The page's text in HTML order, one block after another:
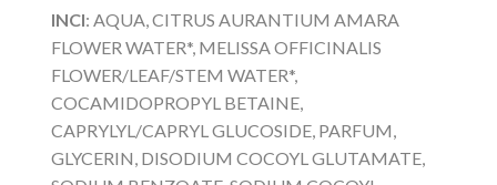
INCI: AQUA, CITRUS AURANTIUM AMARA
FLOWER WATER*, MELISSA OFFICINALIS
FLOWER/LEAF/STEM WATER*,
COCAMIDOPROPYL BETAINE,
CAPRYLYL/CAPRYL GLUCOSIDE, PARFUM,
GLYCERIN, DISODIUM COCOYL GLUTAMATE,